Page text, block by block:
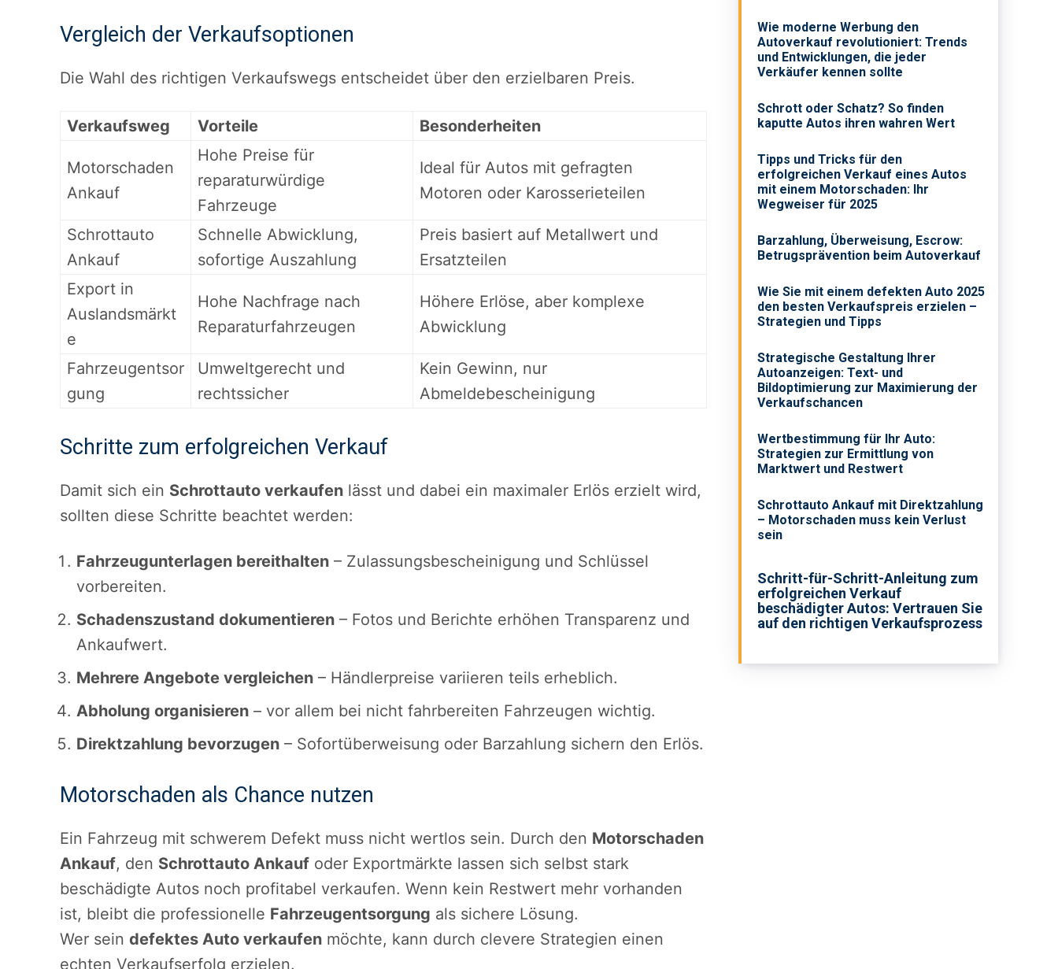
Vergleich der Verkaufsoptionen
Die Wahl des richtigen Verkaufswegs entscheidet über den erzielbaren Preis.
Verkaufsweg Vorteile Besonderheiten
Motorschaden
Ankauf
Hohe Preise für
reparaturwürdige
Fahrzeuge
Ideal für Autos mit gefragten
Motoren oder Karosserieteilen
Schrottauto
Ankauf
Schnelle Abwicklung,
sofortige Auszahlung
Preis basiert auf Metallwert und
Ersatzteilen
Export in
Auslandsmärkt
e
Hohe Nachfrage nach
Reparaturfahrzeugen
Höhere Erlöse, aber komplexe
Abwicklung
Fahrzeugentsor
gung
Umweltgerecht und
rechtssicher
Kein Gewinn, nur
Abmeldebescheinigung
Schritte zum erfolgreichen Verkauf
Damit sich ein Schrottauto verkaufen lässt und dabei ein maximaler Erlös erzielt wird,
sollten diese Schritte beachtet werden:
Fahrzeugunterlagen bereithalten – Zulassungsbescheinigung und Schlüssel
vorbereiten.
Schadenszustand dokumentieren – Fotos und Berichte erhöhen Transparenz und
Ankaufwert.
Mehrere Angebote vergleichen – Händlerpreise variieren teils erheblich.
Abholung organisieren – vor allem bei nicht fahrbereiten Fahrzeugen wichtig.
Direktzahlung bevorzugen – Sofortüberweisung oder Barzahlung sichern den Erlös.
Motorschaden als Chance nutzen
Ein Fahrzeug mit schwerem Defekt muss nicht wertlos sein. Durch den Motorschaden
Ankauf, den Schrottauto Ankauf oder Exportmärkte lassen sich selbst stark
beschädigte Autos noch profitabel verkaufen. Wenn kein Restwert mehr vorhanden
ist, bleibt die professionelle Fahrzeugentsorgung als sichere Lösung.
Wer sein defektes Auto verkaufen möchte, kann durch clevere Strategien einen
echten Verkaufserfolg erzielen.
Wie moderne Werbung den
Autoverkauf revolutioniert: Trends
und Entwicklungen, die jeder
Verkäufer kennen sollte
Schrott oder Schatz? So finden
kaputte Autos ihren wahren Wert
Tipps und Tricks für den
erfolgreichen Verkauf eines Autos
mit einem Motorschaden: Ihr
Wegweiser für 2025
Barzahlung, Überweisung, Escrow:
Betrugsprävention beim Autoverkauf
Wie Sie mit einem defekten Auto 2025
den besten Verkaufspreis erzielen –
Strategien und Tipps
Strategische Gestaltung Ihrer
Autoanzeigen: Text- und
Bildoptimierung zur Maximierung der
Verkaufschancen
Wertbestimmung für Ihr Auto:
Strategien zur Ermittlung von
Marktwert und Restwert
Schrottauto Ankauf mit Direktzahlung
– Motorschaden muss kein Verlust
sein
Schritt-für-Schritt-Anleitung zum
erfolgreichen Verkauf
beschädigter Autos: Vertrauen Sie
auf den richtigen Verkaufsprozess